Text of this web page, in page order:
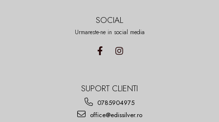
SOCIAL
Urmareste-ne in social media
SUPORT CLIENTI
0785904975
office@edissilver.ro